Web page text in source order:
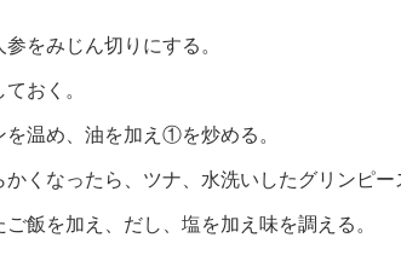
をみじん切りにする。
おく。
温め、油を加え①を炒める。
くなったら、ツナ、水洗いしたグリンピー
飯を加え、だし、塩を加え味を調える。